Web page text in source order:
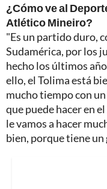
¿Cómo ve al
Atlético Mineiro?
"Es un partido duro,
Sudamérica, por los
hecho los últimos
ello, el Tolima está
mucho tiempo con
que puede hacer en
le vamos a hacer
bien, porque tiene un